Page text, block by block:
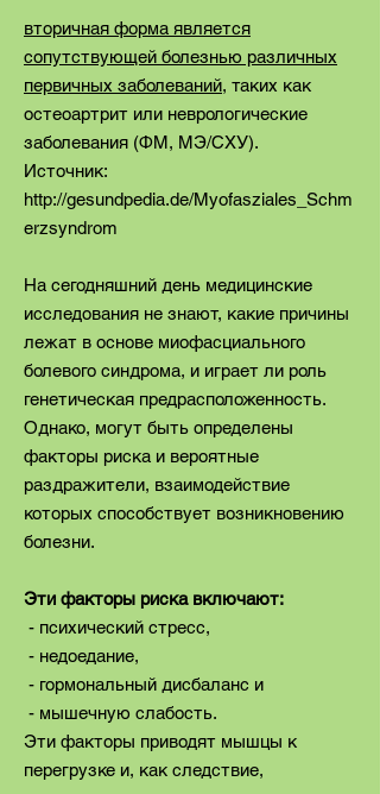
вторичная форма является
сопутствующей болезнью различных
первичных заболеваний, таких как
остеоартрит или неврологические
заболевания (ФМ, МЭ/СХУ).
Источник:
http://gesundpedia.de/Myofasziales_Schm
erzsyndrom
На сегодняшний день медицинские
исследования не знают, какие причины
лежат в основе миофасциального
болевого синдрома, и играет ли роль
генетическая предрасположенность.
Однако, могут быть определены
факторы риска и вероятные
раздражители, взаимодействие
которых способствует возникновению
болезни.
Эти факторы риска включают:
- психический стресс,
- недоедание,
- гормональный дисбаланс и
- мышечную слабость.
Эти факторы приводят мышцы к
перегрузке и, как следствие,